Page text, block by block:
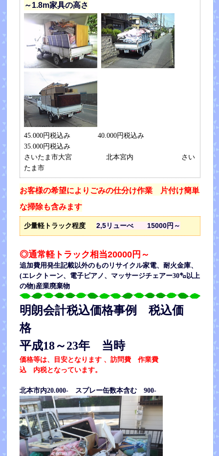
～1.8m家具の高さ
45.000円税込み 40.000円税込み
35.000円税込み
さいたま市大宮 北本宮内 さい
たま市
お客様の希望によりごみの仕分け作業 片付け簡単
な掃除も含みます
少量軽トラック程度 2,5リューべ 15000円～
◎通常軽トラック相当20000円～
追加費用発生記載以外のものリサイクル家電、耐火金庫、
(エレクトーン、電子ピアノ、マッサージチェアー30㌔以上
の物)産業廃棄物
明朗会計税込価格事例 税込価
格
平成18～23年 当時
価格等は、目安となります 、訪問費 作業費
込 内税となっています。
北本市内20.000- スプレー缶数本含む 900-